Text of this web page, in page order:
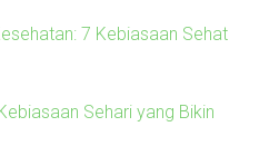
7 Kebiasaan Sehat
Sehari yang Bikin